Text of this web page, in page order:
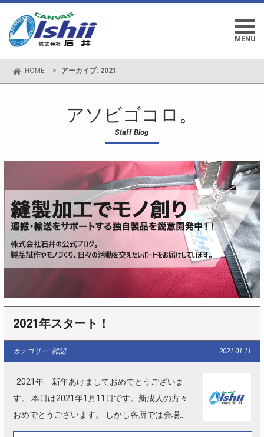
MENU
HOME > アーカイブ: 2021
アソビゴコロ。
Staff Blog
2021年スタート！
カテゴリー: 雑記 2021.01.11
2021年 新年あけましておめでとうございま
す。 本日は2021年1月11日です。新成人の方々
おめでとうございます。 しかし各所では会場で
の開催を中止等、非常に残念なニュースを耳に